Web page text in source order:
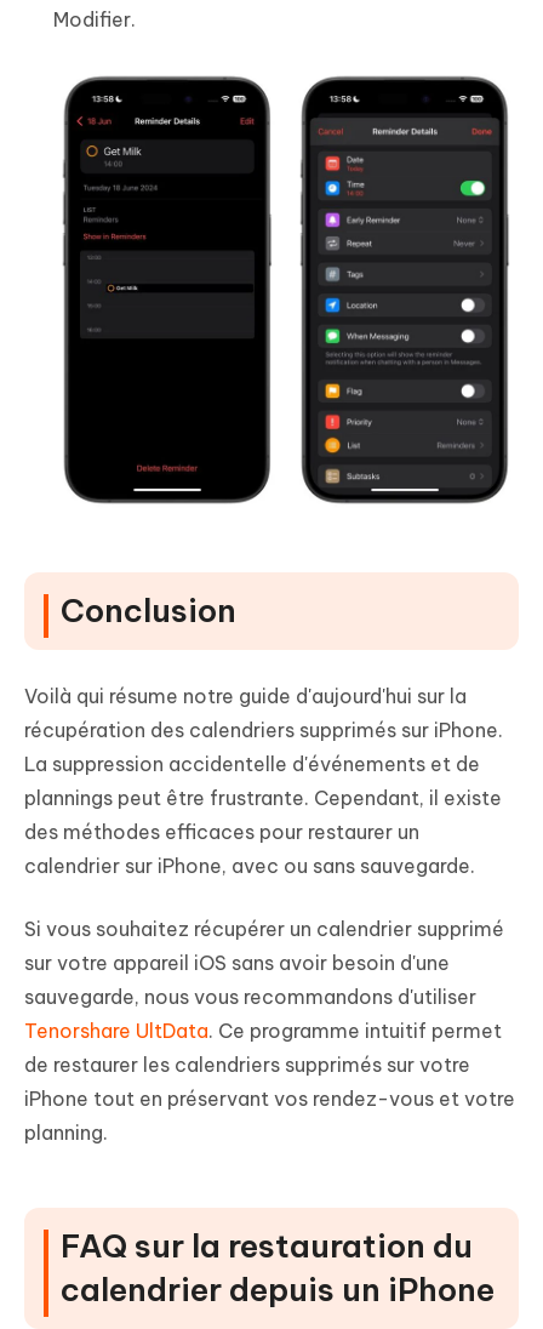
Modifier.
Conclusion
Voilà qui résume notre guide d'aujourd'hui sur la
récupération des calendriers supprimés sur iPhone.
La suppression accidentelle d'événements et de
plannings peut être frustrante. Cependant, il existe
des méthodes efficaces pour restaurer un
calendrier sur iPhone, avec ou sans sauvegarde.
Si vous souhaitez récupérer un calendrier supprimé
sur votre appareil iOS sans avoir besoin d'une
sauvegarde, nous vous recommandons d'utiliser
Tenorshare UltData. Ce programme intuitif permet
de restaurer les calendriers supprimés sur votre
iPhone tout en préservant vos rendez-vous et votre
planning.
FAQ sur la restauration du
calendrier depuis un iPhone